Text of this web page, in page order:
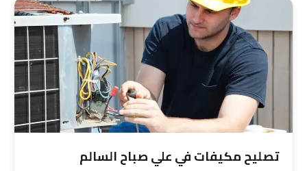
تصليح مكيفات في علي صباح السالم